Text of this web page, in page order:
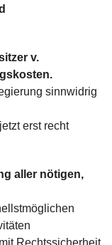
v.
sinnwidrig
erst recht
aller nötigen,
Rechtssicherheit